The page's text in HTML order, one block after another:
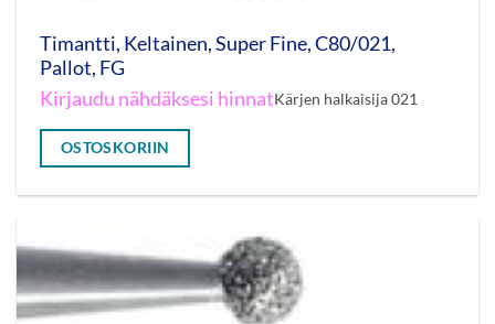
Timantti, Keltainen, Super Fine, C80/021,
Pallot, FG
Kirjaudu nähdäksesi hinnatKärjen halkaisija 021
OSTOSKORIIN